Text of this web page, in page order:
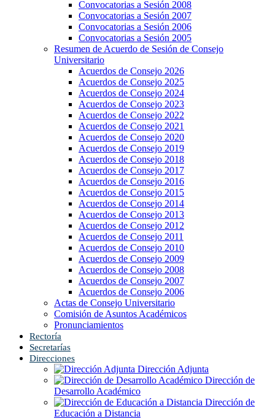
Convocatorias a Sesión 2008
Convocatorias a Sesión 2007
Convocatorias a Sesión 2006
Convocatorias a Sesión 2005
Resumen de Acuerdo de Sesión de Consejo
Universitario
Acuerdos de Consejo 2026
Acuerdos de Consejo 2025
Acuerdos de Consejo 2024
Acuerdos de Consejo 2023
Acuerdos de Consejo 2022
Acuerdos de Consejo 2021
Acuerdos de Consejo 2020
Acuerdos de Consejo 2019
Acuerdos de Consejo 2018
Acuerdos de Consejo 2017
Acuerdos de Consejo 2016
Acuerdos de Consejo 2015
Acuerdos de Consejo 2014
Acuerdos de Consejo 2013
Acuerdos de Consejo 2012
Acuerdos de Consejo 2011
Acuerdos de Consejo 2010
Acuerdos de Consejo 2009
Acuerdos de Consejo 2008
Acuerdos de Consejo 2007
Acuerdos de Consejo 2006
Actas de Consejo Universitario
Comisión de Asuntos Académicos
Pronunciamientos
Rectoría
Secretarías
Direcciones
Dirección Adjunta
Dirección de
Desarrollo Académico
Dirección de
Educación a Distancia